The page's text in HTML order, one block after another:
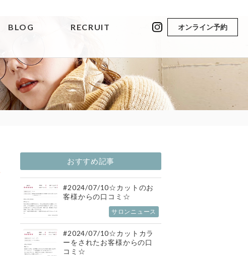
BLOG RECRUIT オンライン予約
おすすめ記事
#2024/07/10☆カットのお
客様からの口コミ☆
サロンニュース
#2024/07/10☆カットカラ
ーをされたお客様からの口
コミ☆